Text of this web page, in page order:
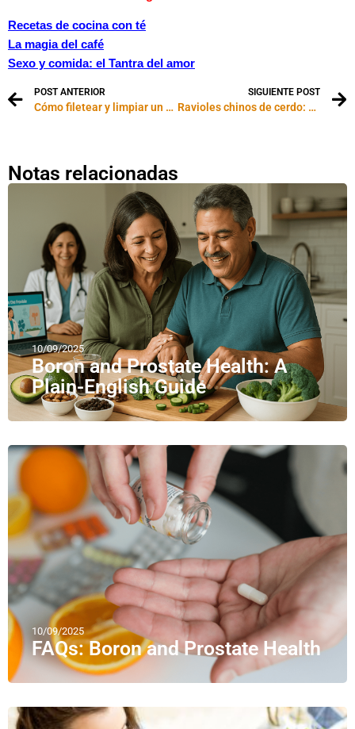
Recetas de cocina con té
La magia del café
Sexo y comida: el Tantra del amor
POST ANTERIOR
Cómo filetear y limpiar un pescado: video paso a paso
SIGUIENTE POST
Ravioles chinos de cerdo: video paso a paso
Notas relacionadas
10/09/2025
Boron and Prostate Health: A
Plain-English Guide
10/09/2025
FAQs: Boron and Prostate Health